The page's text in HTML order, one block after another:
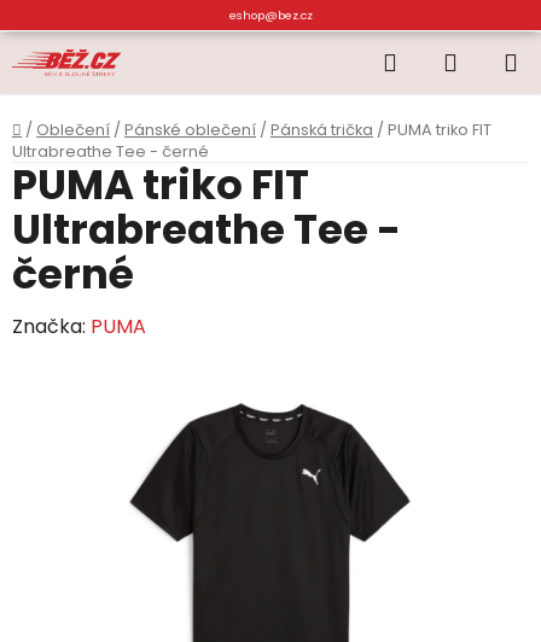
na
obsah
eshop@bez.cz
Hledat
KOŠÍK
Domů
/ Oblečení / Pánské oblečení / Pánská trička / PUMA triko FIT
Ultrabreathe Tee - černé
PUMA triko FIT
Ultrabreathe Tee -
černé
Značka: PUMA